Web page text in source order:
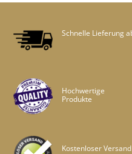
Schnelle Lieferung
Hochwertige
Produkte
Kostenloser